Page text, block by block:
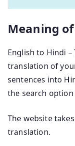
Meaning
English to Hindi
translation of
sentences into
the search
The website
translation.